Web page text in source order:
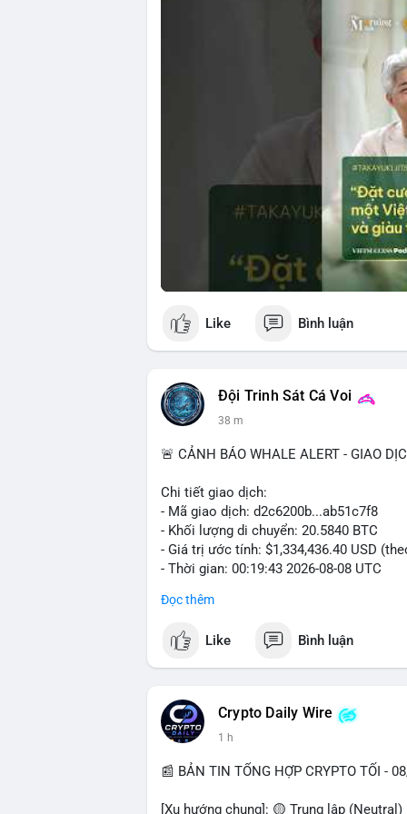
Like Bình luận
Đội Trinh Sát Cá Voi
38 m
🚨 CẢNH BÁO WHALE ALERT - GIAO
Chi tiết giao dịch:
- Mã giao dịch: d2c6200b...ab51c7f8
- Khối lượng di chuyển: 20.5840 BTC
- Giá trị ước tính: $1,334,436.40 USD
- Thời gian: 00:19:43 2026-08-08 UTC
Nhận định phân tích: Giao dịch 20.58
đủ tạo áp lực bán trực tiếp lên sàn.
nóng, hoặc chuẩn bị thanh khoản cho
theo dõi sát biến động ví lớn.
Lời khuyên: Nhà đầu tư nhỏ lẻ không
Quan sát thêm 2-3 khối chuyển tiếp
tiền mặt hợp lý, tránh đòn bẩy cao trong
Đọc thêm
Like Bình luận
Crypto Daily Wire
1 h
📰 BẢN TIN TỔNG HỢP CRYPTO TỐI -
[Xu hướng chung]: 🟡 Trung lập (Neutral)